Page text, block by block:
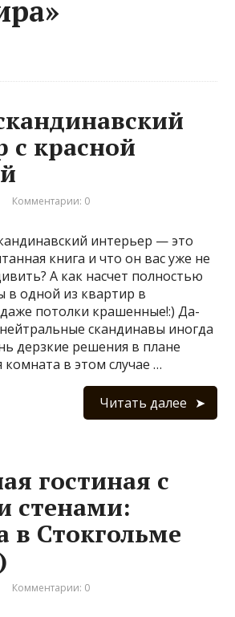
с красной
Комментарии: 0
интерьер — это
книга и что он вас уже не
А как насчет полностью
в одной из квартир в
потолки крашенные!:) Да-
скандинавы иногда
дерзкие решения в плане
комната в этом случае …
Читать далее
гостиная с
стенами:
в Стокгольме
Комментарии: 0